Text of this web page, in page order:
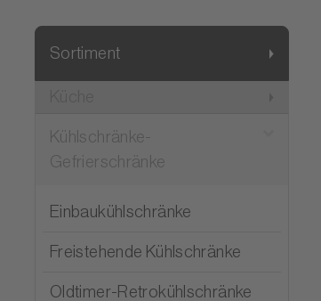
Sortiment
Kühlschränke-
Gefrierschränke
Einbaukühlschränke
Freistehende Kühlschränke
Oldtimer-Retrokühlschränke